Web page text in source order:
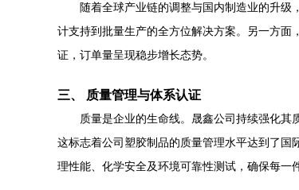
随着全球产业链的调整与国内制造业的升
计支持到批量生产的全方位解决方案。另一方
证，订单量呈现稳步增长态势。
三、 质量管理与体系认证
质量是企业的生命线。晟鑫公司持续强化
这标志着公司塑胶制品的质量管理水平达到了
理性能、化学安全及环境可靠性测试，确保每一